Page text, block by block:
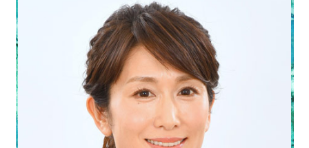
アナウンサー
グッズ
EN 検索 番組表